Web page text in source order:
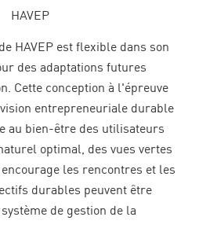
HAVEP
HAVEP est flexible dans son
des adaptations futures
Cette conception à l'épreuve
entrepreneuriale durable
au bien-être des utilisateurs
optimal, des vues vertes
les rencontres et les
durables peuvent être
de gestion de la